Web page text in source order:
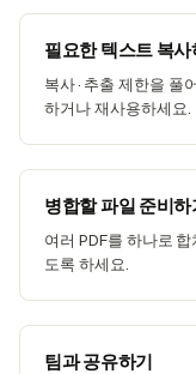
필요한 텍스트 복사
복사·추출 제한을 풀
하거나 재사용하세요.
병합할 파일 준비하
여러 PDF를 하나로
도록 하세요.
팀과 공유하기